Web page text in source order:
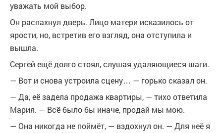
уважать мой выбор.
Он распахнул дверь. Лицо матери исказилось от
ярости, но, встретив его взгляд, она отступила и
вышла.
Сергей ещё долго стоял, слушая удаляющиеся шаги.
— Вот и снова устроила сцену… — горько сказал он.
— Да, её задела продажа квартиры, — тихо ответила
Мария. — Всё было бы иначе, продай мы мою.
— Она никогда не поймёт, — вздохнул он. — Для неё я